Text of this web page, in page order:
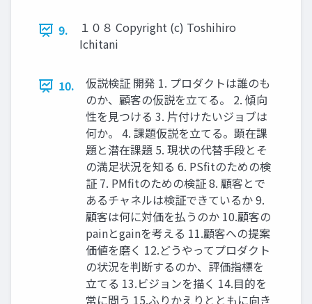
9.
１０８ Copyright (c) Toshihiro
Ichitani
10.
仮説検証 開発 1. プロダクトは誰のも
のか、顧客の仮説を⽴てる。 2. 傾向
性を⾒つける 3. ⽚付けたいジョブは
何か。 4. 課題仮説を⽴てる。顕在課
題と潜在課題 5. 現状の代替⼿段とそ
の満⾜状況を知る 6. PSﬁtのための検
証 7. PMﬁtのための検証 8. 顧客とで
あるチャネルは検証できているか 9.
顧客は何に対価を払うのか 10.顧客の
painとgainを考える 11.顧客への提案
価値を磨く 12.どうやってプロダクト
の状況を判断するのか、評価指標を
⽴てる 13.ビジョンを描く 14.⽬的を
常に問う 15.ふりかえりとともに向き